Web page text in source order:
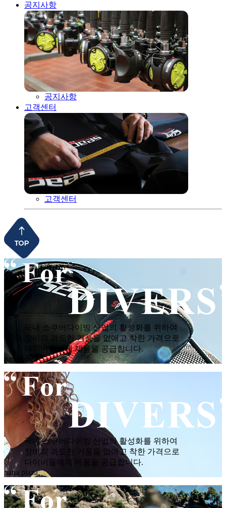
공지사항
공지사항
고객센터
고객센터
국내 스쿠버다이빙 산업의 활성화를 위하여
장비의 과도한 거품을 없애고 착한 가격으로
다이버들에게 제품을 공급합니다.
hana plaza
국내 스쿠버다이빙 산업의 활성화를 위하여
장비의 과도한 거품을 없애고 착한 가격으로
다이버들에게 제품을 공급합니다.
hana plaza